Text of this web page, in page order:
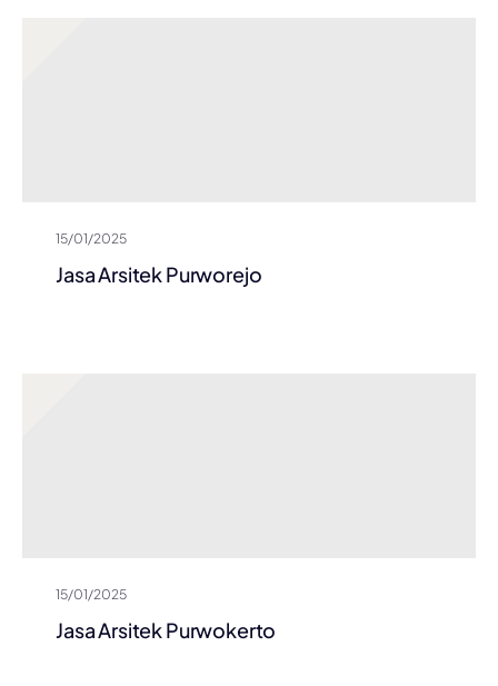
15/01/2025
Jasa Arsitek Purworejo
15/01/2025
Jasa Arsitek Purwokerto